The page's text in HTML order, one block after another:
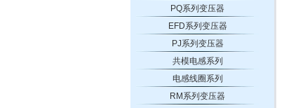
PQ系列变压器
EFD系列变压器
PJ系列变压器
共模电感系列
电感线圈系列
RM系列变压器